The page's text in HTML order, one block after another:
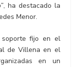
, ha destacado la
Menor.
soporte fijo en el
de Villena en el
en un